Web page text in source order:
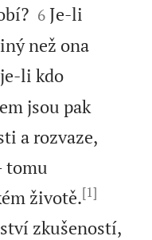

6 Je-li
než ona
li kdo
jsou pak
a rozvaze,
tomu
životě.[1]
zkušeností,